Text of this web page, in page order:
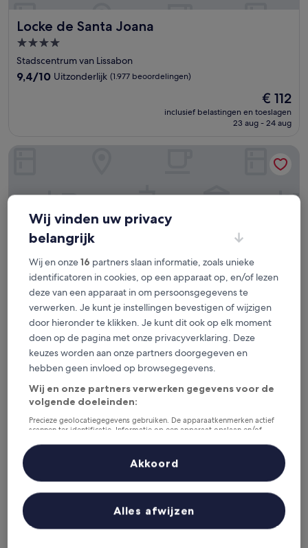
Locke de Santa Joana
Locke de Santa Joana
4.0-
sterrenaccommodatie
Stadscentrum van Lissabon
9.4
9,4/10 Uitzonderlijk (1.977 beoordelingen)
De
prijs
is
€ 112
inclusief belastingen en toeslagen
23 aug - 24 aug
Hotel Star Inn Lisbon Aeroporto
Hotel Star Inn Lisbon Aeroporto
3.0-
sterrenaccommodatie
4,4 km van Stadscentrum van Lissabon
van
(3.162
9,2/10 Fantastisch (3.162 beoordelingen)
De
is
€ 179
8 aug - 9 aug
Meliá Lisboa Aeroporto
Wij vinden uw privacy
belangrijk
Wij en onze16 partners slaan informatie, zoals unieke
identificatoren in cookies, op een apparaat op, en/of lezen
deze van een apparaat in om persoonsgegevens te
verwerken. Je kunt je instellingen bevestigen of wijzigen
door hieronder te klikken. Je kunt dit ook op elk moment
doen op de pagina met onze privacyverklaring. Deze
keuzes worden aan onze partners doorgegeven en
hebben geen invloed op browsegegevens.
Wij en onze partners verwerken gegevens voor de
volgende doeleinden:
Precieze geolocatiegegevens gebruiken. De apparaatkenmerken actief
scannen ter identificatie. Informatie op een apparaat opslaan en/of
contentmetingen, doelgroepenonderzoek en ontwikkeling van
Alles afwijzen
Akkoord